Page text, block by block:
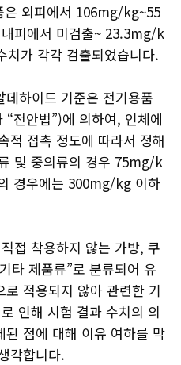
은 외피에서 106mg/kg~55
피에서 미검출~ 23.3mg/k
가 각각 검출되었습니다.
하이드 기준은 전기용품
전안법”)에 의하여, 인체에
적 접촉 정도에 따라서 정해
및 중의류의 경우 75mg/k
경우에는 300mg/kg 이하
접 착용하지 않는 가방, 쿠
타 제품류”로 분류되어 유
적용되지 않아 관련한 기
인해 시험 결과 수치의 의
된 점에 대해 이유 여하를 막
각합니다.